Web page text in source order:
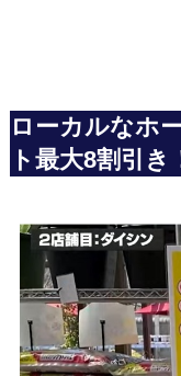
ローカルなホ
ト最大8割引き